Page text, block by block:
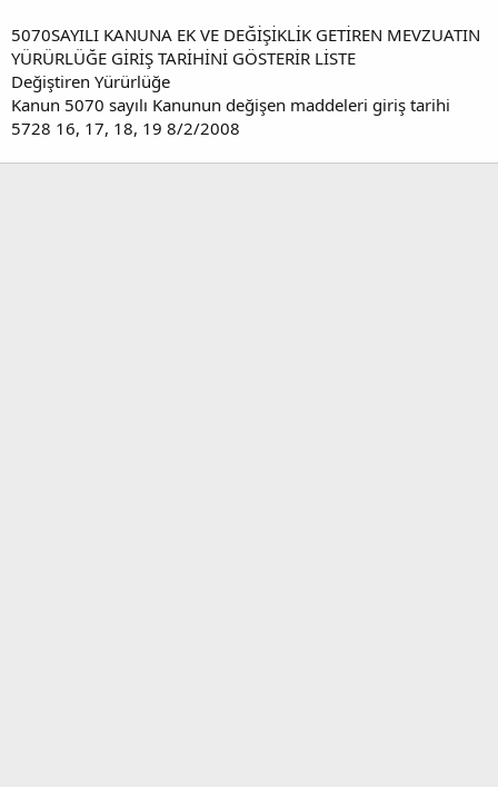
5070SAYILI KANUNA EK VE DEĞİŞİKLİK GETİREN MEVZUATIN
YÜRÜRLÜĞE GİRİŞ TARİHİNİ GÖSTERİR LİSTE
Değiştiren Yürürlüğe
Kanun 5070 sayılı Kanunun değişen maddeleri giriş tarihi
5728 16, 17, 18, 19 8/2/2008